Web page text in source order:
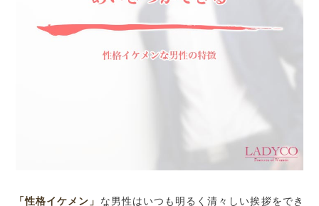
「性格イケメン」 な男性はいつも明るく清々しい挨拶をでき